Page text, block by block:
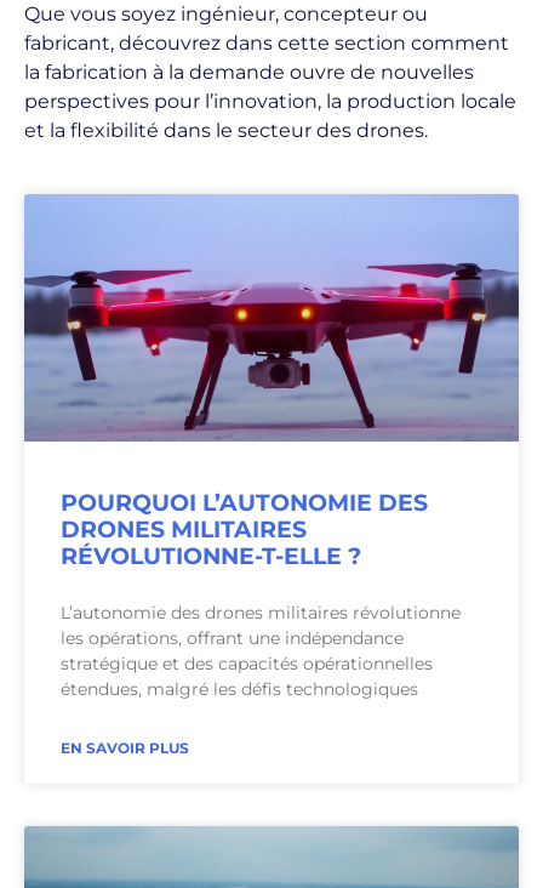
Que vous soyez ingénieur, concepteur ou
fabricant, découvrez dans cette section comment
la fabrication à la demande ouvre de nouvelles
perspectives pour l’innovation, la production locale
et la flexibilité dans le secteur des drones.
POURQUOI L’AUTONOMIE DES
DRONES MILITAIRES
RÉVOLUTIONNE-T-ELLE ?
L’autonomie des drones militaires révolutionne
les opérations, offrant une indépendance
stratégique et des capacités opérationnelles
étendues, malgré les défis technologiques
EN SAVOIR PLUS